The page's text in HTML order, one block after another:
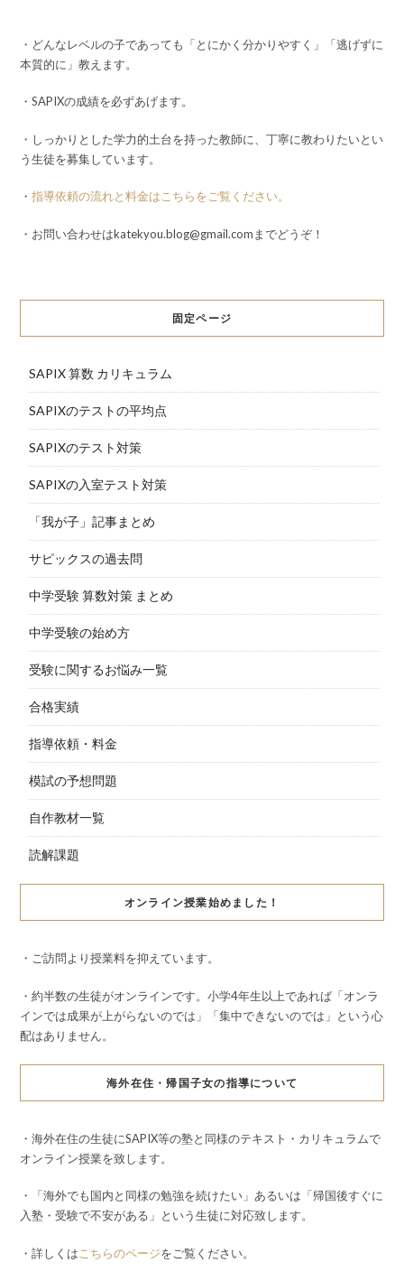
・どんなレベルの子であっても「とにかく分かりやすく」「逃げずに
本質的に」教えます。
・SAPIXの成績を必ずあげます。
・しっかりとした学力的土台を持った教師に、丁寧に教わりたいとい
う生徒を募集しています。
・ 指導依頼の流れと料金はこちらをご覧ください。
・お問い合わせはkatekyou.blog@gmail.comまでどうぞ！
固定ページ
SAPIX 算数 カリキュラム
SAPIXのテストの平均点
SAPIXのテスト対策
SAPIXの入室テスト対策
「我が子」記事まとめ
サピックスの過去問
中学受験 算数対策 まとめ
中学受験の始め方
受験に関するお悩み一覧
合格実績
指導依頼・料金
模試の予想問題
自作教材一覧
読解課題
オンライン授業始めました！
・ご訪問より授業料を抑えています。
・約半数の生徒がオンラインです。小学4年生以上であれば「オンラ
インでは成果が上がらないのでは」「集中できないのでは」という心
配はありません。
海外在住・帰国子女の指導について
・海外在住の生徒にSAPIX等の塾と同様のテキスト・カリキュラムで
オンライン授業を致します。
・「海外でも国内と同様の勉強を続けたい」あるいは「帰国後すぐに
入塾・受験で不安がある」という生徒に対応致します。
・詳しくは こちらのページをご覧ください。